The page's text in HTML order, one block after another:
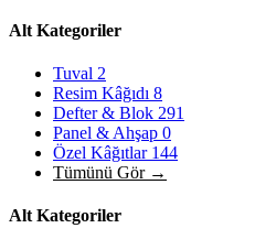
Alt Kategoriler
Tuval 2
Resim Kâğıdı 8
Defter & Blok 291
Panel & Ahşap 0
Özel Kâğıtlar 144
Tümünü Gör →
Alt Kategoriler